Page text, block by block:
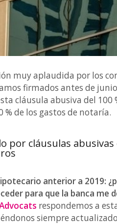
muy aplaudida por los
firmados antes de
cláusula abusiva del 100
% de los gastos de notaría.
por cláusulas
anterior a 2019:
para que la banca me
respondemos a
siempre